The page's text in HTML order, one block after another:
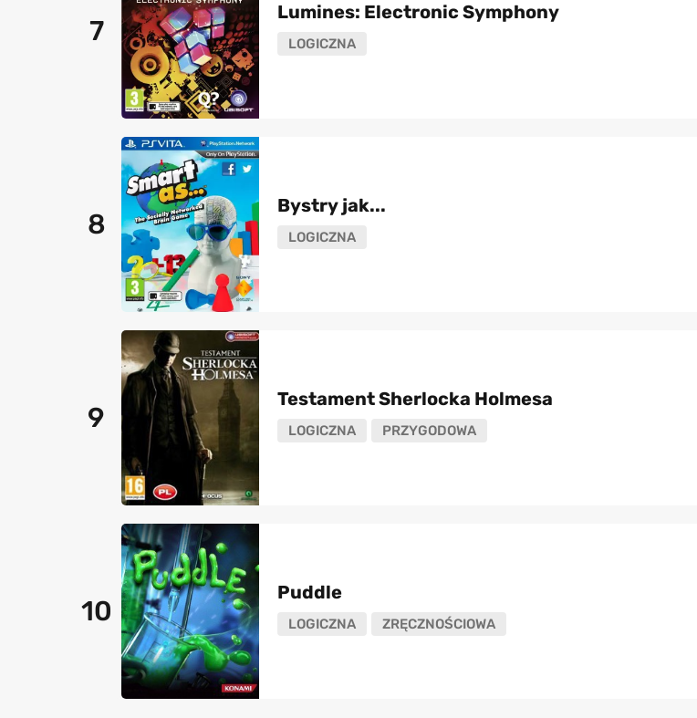
7
Lumines: Electronic Symphony
LOGICZNA
8
Bystry jak...
LOGICZNA
9
Testament Sherlocka Holmesa
LOGICZNA PRZYGODOWA
10
Puddle
LOGICZNA ZRĘCZNOŚCIOWA